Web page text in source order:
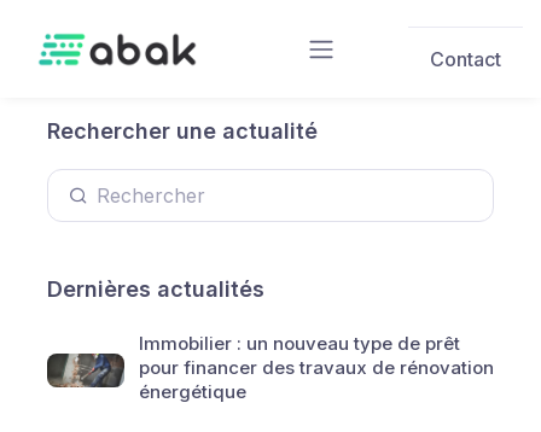
Contact
Rechercher une actualité
Dernières actualités
Immobilier : un nouveau type de prêt
pour financer des travaux de rénovation
énergétique